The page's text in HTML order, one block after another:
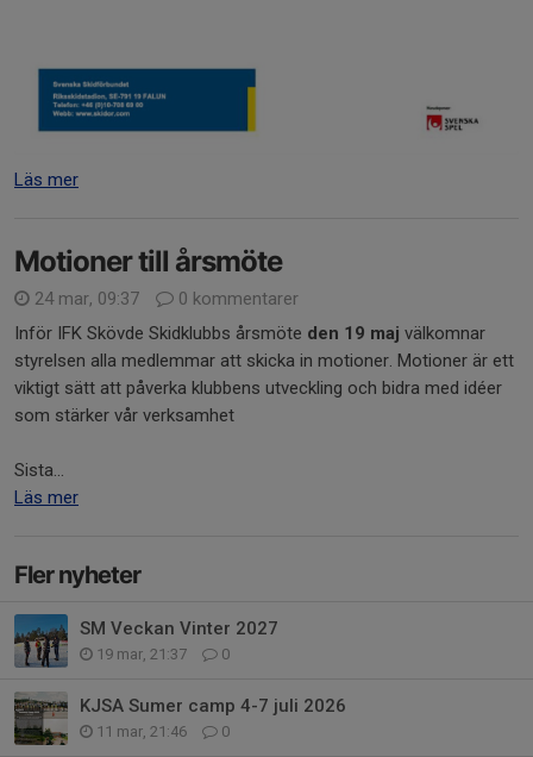
Läs mer
Motioner till årsmöte
24 mar, 09:37
0 kommentarer
Inför IFK Skövde Skidklubbs årsmöte den 19 maj välkomnar
styrelsen alla medlemmar att skicka in motioner. Motioner är ett
viktigt sätt att påverka klubbens utveckling och bidra med idéer
som stärker vår verksamhet
Sista...
Läs mer
Fler nyheter
SM Veckan Vinter 2027
19 mar, 21:37 0
KJSA Sumer camp 4-7 juli 2026
11 mar, 21:46 0